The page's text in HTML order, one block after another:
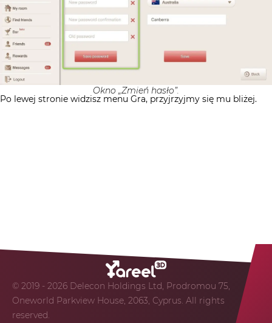
Okno „Zmień hasło”.
Po lewej stronie widzisz menu Gra, przyjrzyjmy się mu bliżej.
© 2019 - 2026 Delecon Holdings Ltd, Prodromou 75,
Oneworld Parkview House, 2063, Cyprus. All rights
reserved.